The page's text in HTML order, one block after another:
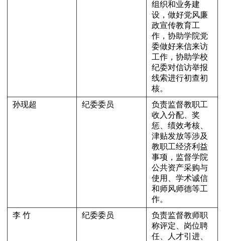
组织和业务建
设，做好党风廉
政宣传教育工
作，协助学院党
委做好来信来访
工作，协助学校
纪委对信访举报
线索进行初查初
核。
孙现超
纪委委员
负责监督教职工
收入分配、奖
惩、绩效考核、
津贴发放等涉及
教职工经济利益
事项，监督学院
公共资产采购与
使用、学术诚信
和师风师德等工
作。
李 竹
纪委委员
负责监督教师职
称评定、岗位聘
任、人才引进、